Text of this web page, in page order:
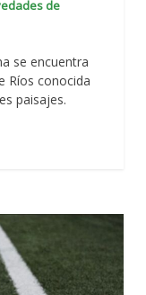
de
se encuentra
Ríos conocida
paisajes.